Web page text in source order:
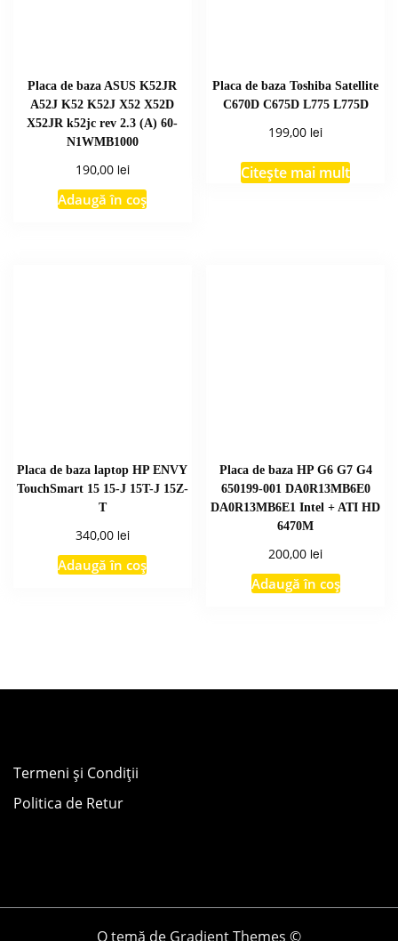
Placa de baza ASUS K52JR
A52J K52 K52J X52 X52D
X52JR k52jc rev 2.3 (A) 60-
N1WMB1000
190,00 lei
Adaugă în coș
Placa de baza Toshiba Satellite
C670D C675D L775 L775D
199,00 lei
Citește mai mult
Placa de baza laptop HP ENVY
TouchSmart 15 15-J 15T-J 15Z-
T
340,00 lei
Adaugă în coș
Placa de baza HP G6 G7 G4
650199-001 DA0R13MB6E0
DA0R13MB6E1 Intel + ATI HD
6470M
200,00 lei
Adaugă în coș
Termeni și Condiții
Politica de Retur
O temă de Gradient Themes ©